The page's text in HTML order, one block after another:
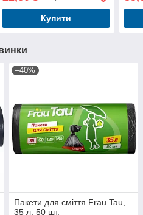
Купити
–40%
Пакети для сміття Frau Tau,
35 л, 50 шт.